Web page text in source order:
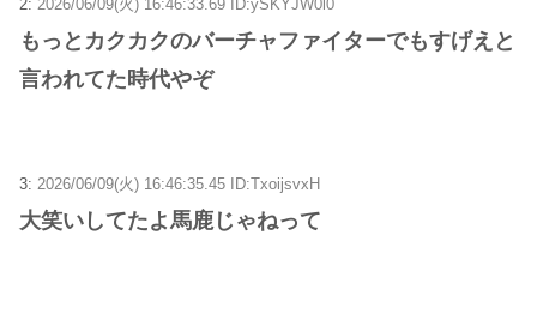
2: 2026/06/09(火) 16:46:33.69 ID:ySKYJW0l0
もっとカクカクのバーチャファイターでもすげえと
言われてた時代やぞ
3: 2026/06/09(火) 16:46:35.45 ID:TxoijsvxH
大笑いしてたよ馬鹿じゃねって